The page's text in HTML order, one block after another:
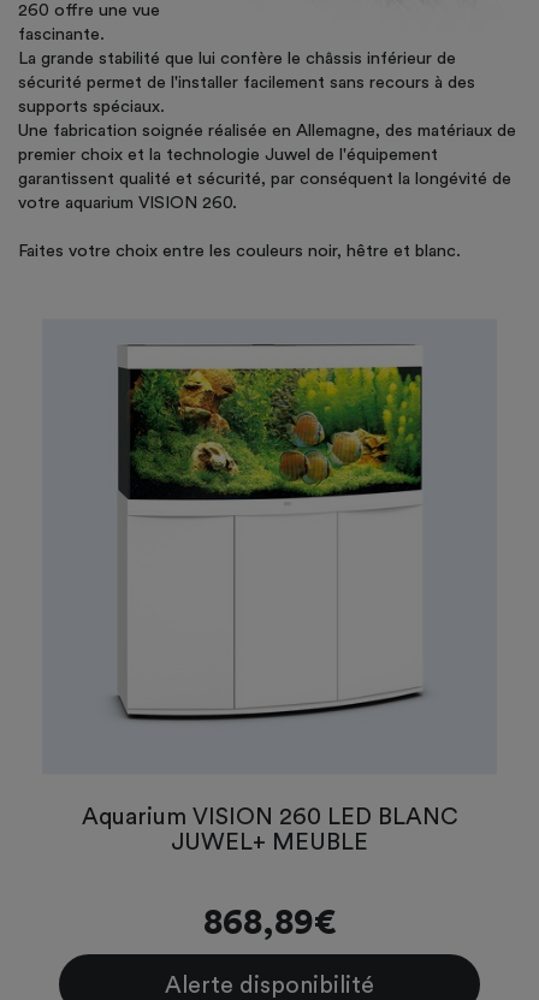
260 offre une vue
fascinante.
La grande stabilité que lui confère le châssis inférieur de
sécurité permet de l'installer facilement sans recours à des
supports spéciaux.
Une fabrication soignée réalisée en Allemagne, des matériaux de
premier choix et la technologie Juwel de l'équipement
garantissent qualité et sécurité, par conséquent la longévité de
votre aquarium VISION 260.
Faites votre choix entre les couleurs noir, hêtre et blanc.
Aquarium VISION 260 LED BLANC
JUWEL+ MEUBLE
868,89€
Alerte disponibilité